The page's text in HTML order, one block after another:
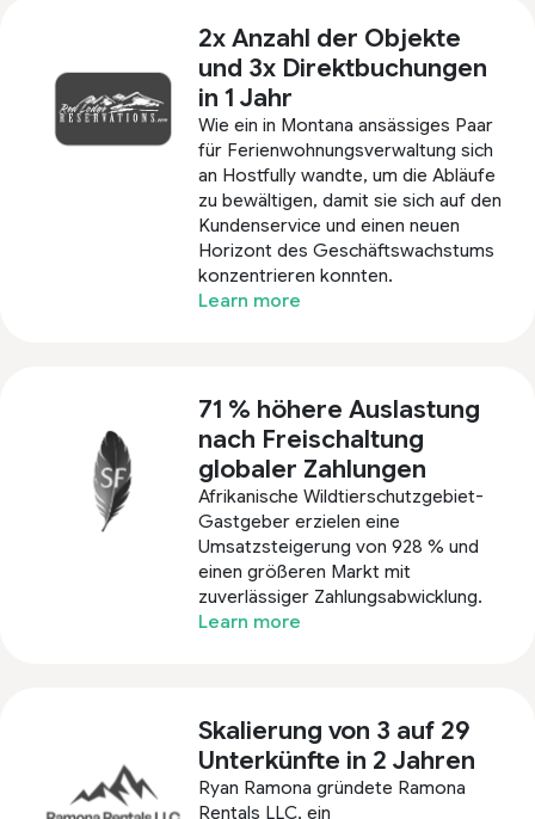
2x Anzahl der Objekte
und 3x Direktbuchungen
in 1 Jahr
Wie ein in Montana ansässiges Paar
für Ferienwohnungsverwaltung sich
an Hostfully wandte, um die Abläufe
zu bewältigen, damit sie sich auf den
Kundenservice und einen neuen
Horizont des Geschäftswachstums
konzentrieren konnten.
Learn more
71 % höhere Auslastung
nach Freischaltung
globaler Zahlungen
Afrikanische Wildtierschutzgebiet-
Gastgeber erzielen eine
Umsatzsteigerung von 928 % und
einen größeren Markt mit
zuverlässiger Zahlungsabwicklung.
Learn more
Skalierung von 3 auf 29
Unterkünfte in 2 Jahren
Ryan Ramona gründete Ramona
Rentals LLC, ein